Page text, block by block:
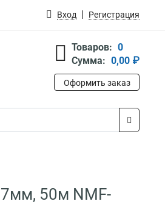
Вход Регистрация
Товаров: 0
Сумма: 0,00 ₽
Оформить заказ
7мм, 50м NMF-